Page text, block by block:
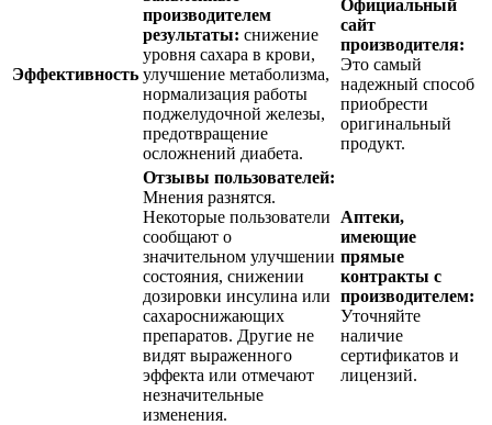
Эффективность
производителем
результаты: снижение
уровня сахара в крови,
улучшение метаболизма,
нормализация работы
поджелудочной железы,
предотвращение
осложнений диабета.
Официальный
сайт
производителя:
Это самый
надежный способ
приобрести
оригинальный
продукт.
Отзывы пользователей:
Мнения разнятся.
Некоторые пользователи
сообщают о
значительном улучшении
состояния, снижении
дозировки инсулина или
сахароснижающих
препаратов. Другие не
видят выраженного
эффекта или отмечают
незначительные
изменения.
Аптеки,
имеющие
прямые
контракты с
производителем:
Уточняйте
наличие
сертификатов и
лицензий.